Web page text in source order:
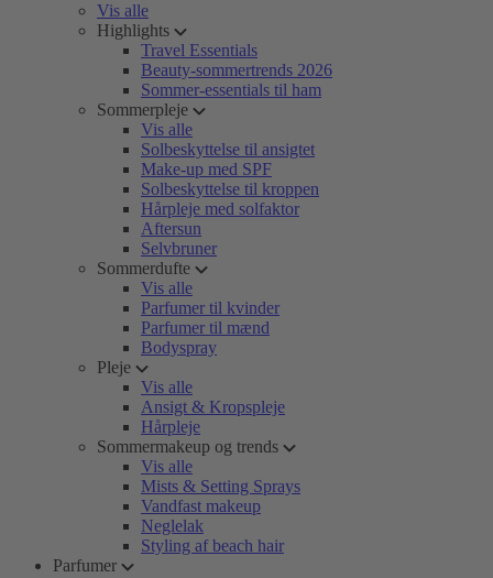
Vis alle
Highlights
Travel Essentials
Beauty-sommertrends 2026
Sommer-essentials til ham
Sommerpleje
Vis alle
Solbeskyttelse til ansigtet
Make-up med SPF
Solbeskyttelse til kroppen
Hårpleje med solfaktor
Aftersun
Selvbruner
Sommerdufte
Vis alle
Parfumer til kvinder
Parfumer til mænd
Bodyspray
Pleje
Vis alle
Ansigt & Kropspleje
Hårpleje
Sommermakeup og trends
Vis alle
Mists & Setting Sprays
Vandfast makeup
Neglelak
Styling af beach hair
Parfumer